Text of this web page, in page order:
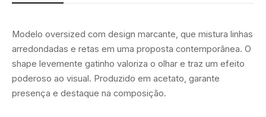
Modelo oversized com design marcante, que mistura linhas
arredondadas e retas em uma proposta contemporânea. O
shape levemente gatinho valoriza o olhar e traz um efeito
poderoso ao visual. Produzido em acetato, garante
presença e destaque na composição.